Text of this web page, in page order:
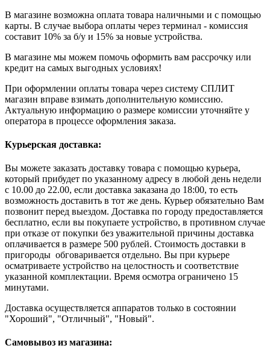
В магазине возможна оплата товара наличными и с помощью
карты. В случае выбора оплаты через терминал - комиссия
составит 10% за б/у и 15% за новые устройства.
В магазине мы можем помочь оформить вам рассрочку или
кредит на самых выгодных условиях!
При оформлении оплаты товара через систему СПЛИТ
магазин вправе взимать дополнительную комиссию.
Актуальную информацию о размере комиссии уточняйте у
оператора в процессе оформления заказа.
Курьерская доставка:
Вы можете заказать доставку товара с помощью курьера,
который прибудет по указанному адресу в любой день недели
с 10.00 до 22.00, если доставка заказана до 18:00, то есть
возможность доставить в тот же день. Курьер обязательно Вам
позвонит перед выездом. Доставка по городу предоставляется
бесплатно, если вы покупаете устройство, в противном случае
при отказе от покупки без уважительной причины доставка
оплачивается в размере 500 рублей. Стоимость доставки в
пригороды обговаривается отдельно. Вы при курьере
осматриваете устройство на целостность и соответствие
указанной комплектации. Время осмотра ограничено 15
минутами.
Доставка осуществляется аппаратов только в состоянии
"Хороший", "Отличный", "Новый".
Самовывоз из магазина: